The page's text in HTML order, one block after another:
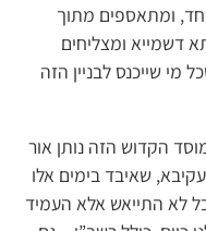
ומתאספים מתוך
דשמייא ומצליחים
מי שייכנס לבניין הזה
הקדוש הזה נותן אור
שאיבד בימים אלו
תלמידים אבל לא התייאש אלא העמיד